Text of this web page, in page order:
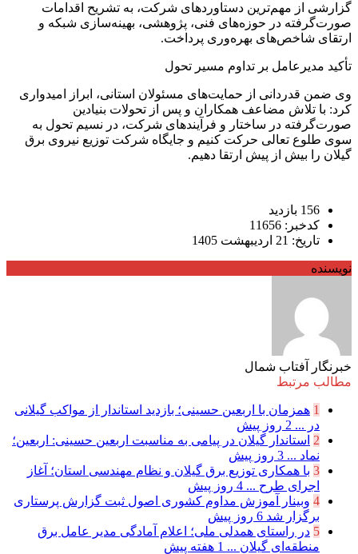
گزارشی از مهم‌ترین دستاوردهای شرکت، به تشریح اقدامات
صورت‌گرفته در حوزه‌های فنی، پژوهشی، بهینه‌سازی شبکه و
ارتقای شاخص‌های بهره‌وری پرداخت.
تأکید مدیرعامل بر تداوم مسیر تحول
وی ضمن قدردانی از حمایت‌های مسئولان استانی، ابراز امیدواری
کرد: با تلاش مضاعف همکاران و پس از تحولات بنیادین
صورت‌گرفته در ساختار و فرآیندهای شرکت، در نسیم تحول به
سوی طلوع تعالی حرکت کنیم و جایگاه شرکت توزیع نیروی برق
گیلان را بیش از پیش ارتقا دهیم.
156 بازدید
کدخبر: 11656
تاریخ: 21 اردیبهشت 1405
نویسنده
خبرنگار آفتاب شمال
مطالب مرتبط
1 همزمان با اربعین حسینی؛ بازدید استاندار از مواکب گیلانی
در ... 2 روز پیش
2 استاندار گیلان در پیامی به مناسبت اربعین حسینی: اربعین؛
نماد ... 3 روز پیش
3 با همکاری توزیع برق گیلان و نظام مهندسی استان؛ آغاز
اجرای طرح ... 4 روز پیش
4 وبینار آموزش مداوم کشوری اصول ثبت گزارش پرستاری
برگزار شد 6 روز پیش
5 در راستای همدلی ملی؛ اعلام آمادگی مدیر عامل برق
منطقه‌ای گیلان ... 1 هفته پیش